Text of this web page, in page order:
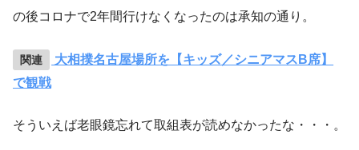
の後コロナで2年間行けなくなったのは承知の通り。
大相撲名古屋場所を【キッズ／シニアマスB席】
で観戦
そういえば老眼鏡忘れて取組表が読めなかったな・・・。